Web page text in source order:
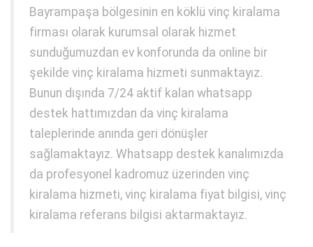
Bayrampaşa bölgesinin en köklü vinç kiralama
firması olarak kurumsal olarak hizmet
sunduğumuzdan ev konforunda da online bir
şekilde vinç kiralama hizmeti sunmaktayız.
Bunun dışında 7/24 aktif kalan whatsapp
destek hattımızdan da vinç kiralama
taleplerinde anında geri dönüşler
sağlamaktayız. Whatsapp destek kanalımızda
da profesyonel kadromuz üzerinden vinç
kiralama hizmeti, vinç kiralama fiyat bilgisi, vinç
kiralama referans bilgisi aktarmaktayız.